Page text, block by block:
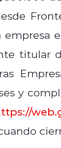
empresa
titular
y